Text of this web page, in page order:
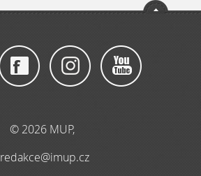
© 2026 MUP,
redakce@imup.cz